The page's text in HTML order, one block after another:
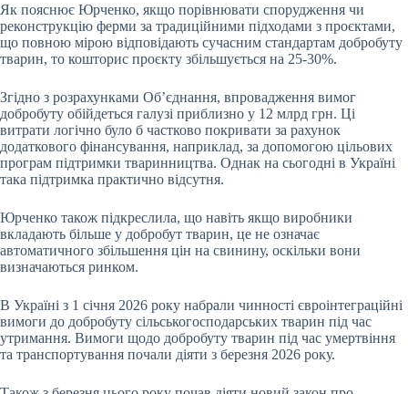
Як пояснює Юрченко, якщо порівнювати спорудження чи
реконструкцію ферми за традиційними підходами з проєктами,
що повною мірою відповідають сучасним стандартам добробуту
тварин, то кошторис проєкту збільшується на 25-30%.
Згідно з розрахунками Об’єднання, впровадження вимог
добробуту обійдеться галузі приблизно у 12 млрд грн. Ці
витрати логічно було б частково покривати за рахунок
додаткового фінансування, наприклад, за допомогою цільових
програм підтримки тваринництва. Однак на сьогодні в Україні
така підтримка практично відсутня.
Юрченко також підкреслила, що навіть якщо виробники
вкладають більше у добробут тварин, це не означає
автоматичного збільшення цін на свинину, оскільки вони
визначаються ринком.
В Україні з 1 січня 2026 року набрали чинності євроінтеграційні
вимоги до добробуту сільськогосподарських тварин під час
утримання. Вимоги щодо добробуту тварин під час умертвіння
та транспортування почали діяти з березня 2026 року.